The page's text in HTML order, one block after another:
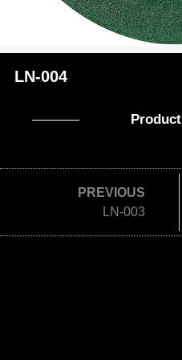
LN-004
PREVIOUS
LN-003